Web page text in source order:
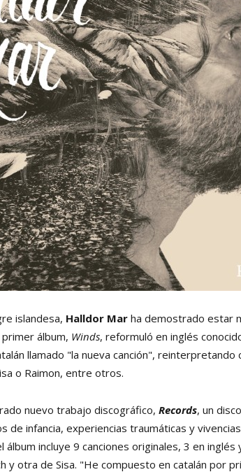
islandesa, Halldor Marha demostrado estar
primer álbum, Winds, reformuló en inglés
llamado "la nueva canción", reinterpretando
o Raimon, entre otros.
nuevo trabajo discográfico, Records, un
de infancia, experiencias traumáticas y
álbum incluye 9 canciones originales, 3 en inglés
y otra de Sisa. "He compuesto en catalán por